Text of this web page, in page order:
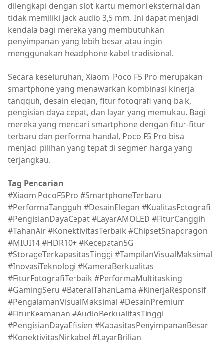
dilengkapi dengan slot kartu memori eksternal dan
tidak memiliki jack audio 3,5 mm. Ini dapat menjadi
kendala bagi mereka yang membutuhkan
penyimpanan yang lebih besar atau ingin
menggunakan headphone kabel tradisional.
Secara keseluruhan, Xiaomi Poco F5 Pro merupakan
smartphone yang menawarkan kombinasi kinerja
tangguh, desain elegan, fitur fotografi yang baik,
pengisian daya cepat, dan layar yang memukau. Bagi
mereka yang mencari smartphone dengan fitur-fitur
terbaru dan performa handal, Poco F5 Pro bisa
menjadi pilihan yang tepat di segmen harga yang
terjangkau.
Tag Pencarian
#XiaomiPocoF5Pro #SmartphoneTerbaru
#PerformaTangguh #DesainElegan #KualitasFotografi
#PengisianDayaCepat #LayarAMOLED #FiturCanggih
#TahanAir #KonektivitasTerbaik #ChipsetSnapdragon
#MIUI14 #HDR10+ #Kecepatan5G
#StorageTerkapasitasTinggi #TampilanVisualMaksimal
#InovasiTeknologi #KameraBerkualitas
#FiturFotografiTerbaik #PerformaMultitasking
#GamingSeru #BateraiTahanLama #KinerjaResponsif
#PengalamanVisualMaksimal #DesainPremium
#FiturKeamanan #AudioBerkualitasTinggi
#PengisianDayaEfisien #KapasitasPenyimpananBesar
#KonektivitasNirkabel #LayarBrilian